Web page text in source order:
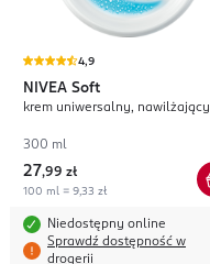
4,9
NIVEA Soft
krem uniwersalny, nawilżający
300 ml
27,99 zł
100 ml = 9,33 zł
Niedostępny online
Sprawdź dostępność w
drogerii